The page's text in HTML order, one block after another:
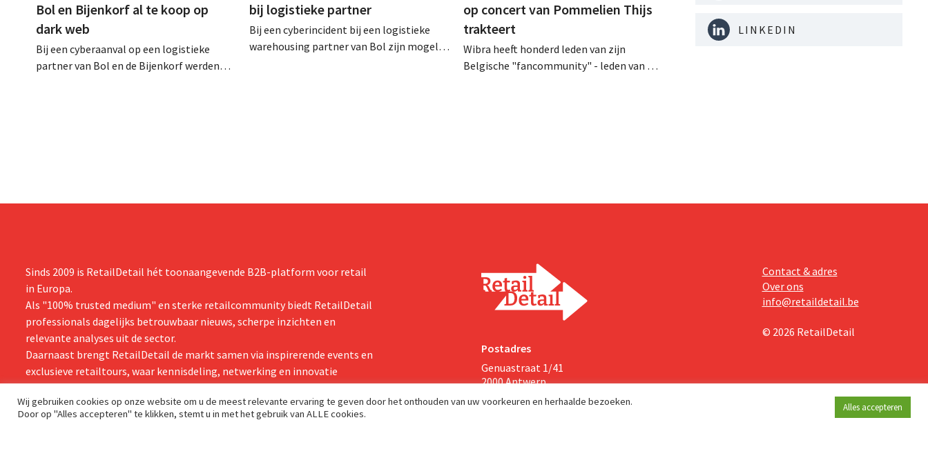
Bol en Bijenkorf al te koop op
dark web
Bij een cyberaanval op een logistieke
partner van Bol en de Bijenkorf werden
bij logistieke partner
Bij een cyberincident bij een logistieke
warehousing partner van Bol zijn mogelijk
op concert van Pommelien Thijs
trakteert
Wibra heeft honderd leden van zijn
Belgische "fancommunity" - leden van het
LINKEDIN
Sinds 2009 is RetailDetail hét toonaangevende B2B-platform voor retail
in Europa.
Als "100% trusted medium" en sterke retailcommunity biedt RetailDetail
professionals dagelijks betrouwbaar nieuws, scherpe inzichten en
relevante analyses uit de sector.
Daarnaast brengt RetailDetail de markt samen via inspirerende events en
exclusieve retailtours, waar kennisdeling, netwerking en innovatie
centraal staan.
Postadres
Genuastraat 1/41
2000 Antwerp
Contact & adres
Over ons
info@retaildetail.be
© 2026 RetailDetail
Wij gebruiken cookies op onze website om u de meest relevante ervaring te geven door het onthouden van uw voorkeuren en herhaalde bezoeken.
Door op "Alles accepteren" te klikken, stemt u in met het gebruik van ALLE cookies.
Alles accepteren